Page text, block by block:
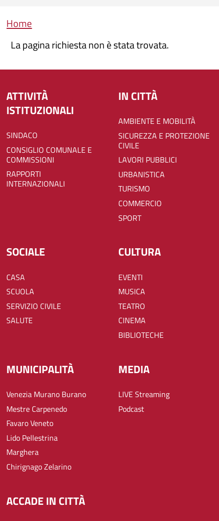
Briciole di pane
Home
La pagina richiesta non è stata trovata.
ATTIVITÀ
ISTITUZIONALI
SINDACO
CONSIGLIO COMUNALE E
COMMISSIONI
RAPPORTI
INTERNAZIONALI
IN CITTÀ
AMBIENTE E MOBILITÀ
SICUREZZA E PROTEZIONE
CIVILE
LAVORI PUBBLICI
URBANISTICA
TURISMO
COMMERCIO
SPORT
SOCIALE
CASA
SCUOLA
SERVIZIO CIVILE
SALUTE
CULTURA
EVENTI
MUSICA
TEATRO
CINEMA
BIBLIOTECHE
MUNICIPALITÀ
Venezia Murano Burano
Mestre Carpenedo
Favaro Veneto
Lido Pellestrina
Marghera
Chirignago Zelarino
MEDIA
LIVE Streaming
Podcast
ACCADE IN CITTÀ